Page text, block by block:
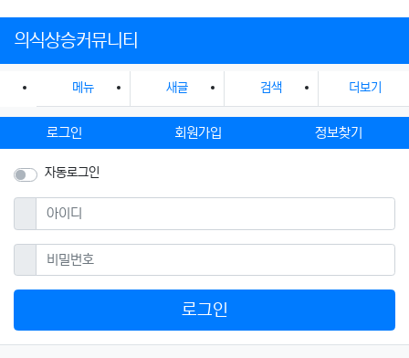
의식상승커뮤니티
메뉴 새글 검색 더보기
로그인 회원가입 정보찾기
자동로그인
아이디필수
비밀번호필수
로그인